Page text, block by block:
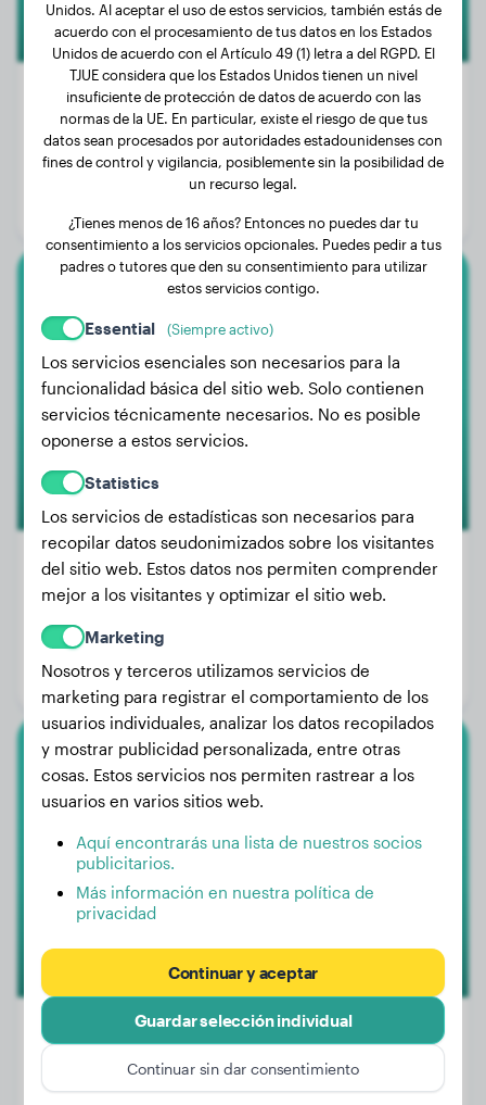
Peso:
No hay datos
Género:
Perro macho
American Bully Xl
Liva
Edad:
Género:
Pointer Alemán De Pelo Largo
Peso:
27 kg
Unidos. Al aceptar el uso de estos servicios, también estás de
acuerdo con el procesamiento de tus datos en los Estados
Unidos de acuerdo con el Artículo 49 (1) letra a del RGPD. El
TJUE considera que los Estados Unidos tienen un nivel
insuficiente de protección de datos de acuerdo con las
normas de la UE. En particular, existe el riesgo de que tus
datos sean procesados por autoridades estadounidenses con
fines de control y vigilancia, posiblemente sin la posibilidad de
un recurso legal.
¿Tienes menos de 16 años? Entonces no puedes dar tu
consentimiento a los servicios opcionales. Puedes pedir a tus
padres o tutores que den su consentimiento para utilizar
estos servicios contigo.
Essential (Siempre activo)
Los servicios esenciales son necesarios para la
funcionalidad básica del sitio web. Solo contienen
servicios técnicamente necesarios. No es posible
oponerse a estos servicios.
Statistics
Los servicios de estadísticas son necesarios para
recopilar datos seudonimizados sobre los visitantes
del sitio web. Estos datos nos permiten comprender
mejor a los visitantes y optimizar el sitio web.
Marketing
Nosotros y terceros utilizamos servicios de
marketing para registrar el comportamiento de los
usuarios individuales, analizar los datos recopilados
y mostrar publicidad personalizada, entre otras
cosas. Estos servicios nos permiten rastrear a los
usuarios en varios sitios web.
Aquí encontrarás una lista de nuestros socios
publicitarios.
Más información en nuestra política de
privacidad
Continuar y aceptar
Guardar selección individual
Continuar sin dar consentimiento